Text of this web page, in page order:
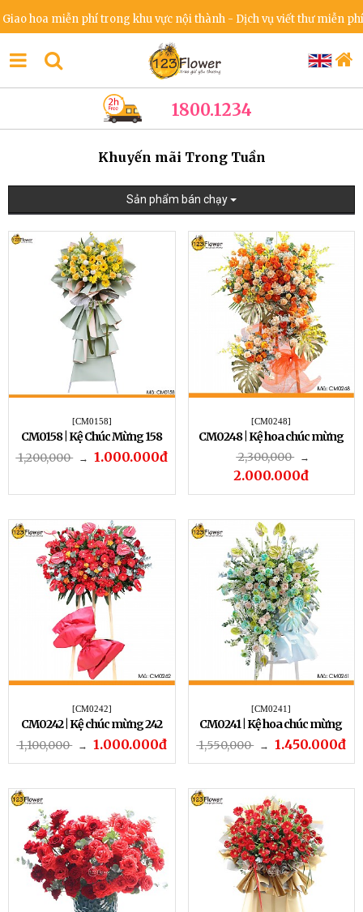
hoa miễn phí trong khu vực nội thành - Dịch vụ viết thư miễn phí -
1800.1234
Khuyến mãi Trong Tuần
Sản phẩm bán chạy
[CM0158]
CM0158 | Kệ Chúc Mừng 158
1,200,000 → 1.000.000đ
[CM0248]
CM0248 | Kệ hoa chúc mừng
248
2,300,000 →
2.000.000đ
[CM0242]
CM0242 | Kệ chúc mừng 242
1,100,000 → 1.000.000đ
[CM0241]
CM0241 | Kệ hoa chúc mừng
241
1,550,000 → 1.450.000đ